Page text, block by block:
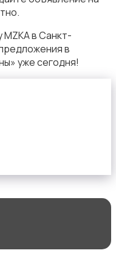
в Санкт-
в
уже сегодня!